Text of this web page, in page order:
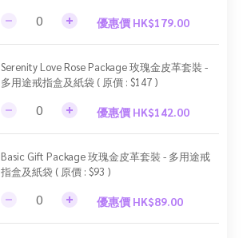
優惠價 HK$179.00
Serenity Love Rose Package 玫瑰金皮革套裝 -
多用途戒指盒及紙袋 ( 原價 : $147 )
優惠價 HK$142.00
Basic Gift Package 玫瑰金皮革套裝 - 多用途戒
指盒及紙袋 ( 原價 : $93 )
優惠價 HK$89.00